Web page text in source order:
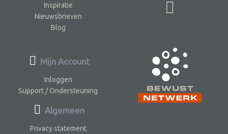
Inspiratie
Nieuwsbrieven
Blog
Mijn Account
Inloggen
Support / Ondersteuning
Algemeen
Privacy statement